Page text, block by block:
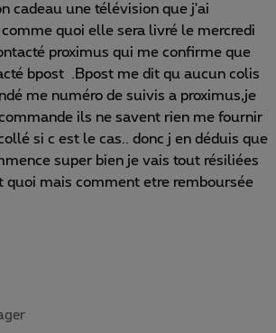
une télévision que j'ai
quoi elle sera livré le mercredi
proximus qui me confirme que
bpost .Bpost me dit qu aucun colis
me numéro de suivis a proximus,je
ils ne savent rien me fournir
si c est le cas.. donc j en déduis que
super bien je vais tout résiliées
quoi mais comment etre remboursée